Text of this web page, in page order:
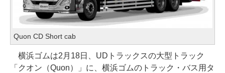
Quon CD Short cab
横浜ゴムは2月18日、UDトラックスの大型トラック
「クオン（Quon）」に、横浜ゴムのトラック・バス用タ